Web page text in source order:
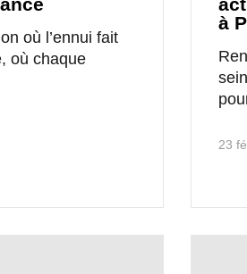
où l’ennui fait
où chaque
à
23